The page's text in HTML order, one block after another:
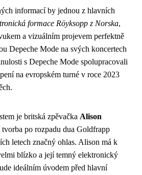
informací by jednou z hlavních
formace Röyksopp z Norska,
a vizuálním projevem perfektně
Depeche Mode na svých koncertech
s Depeche Mode spolupracovali
na evropském turné v roce 2023
je britská zpěvačka Alison
po rozpadu dua Goldfrapp
letech značný ohlas. Alison má k
blízko a její temný elektronický
ideálním úvodem před hlavní